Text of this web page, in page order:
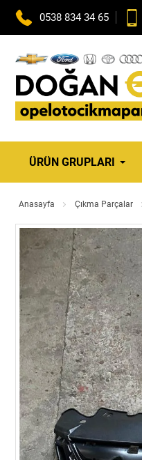
0538 834 34 65
ÜRÜN GRUPLARI
Anasayfa Çıkma Parçalar